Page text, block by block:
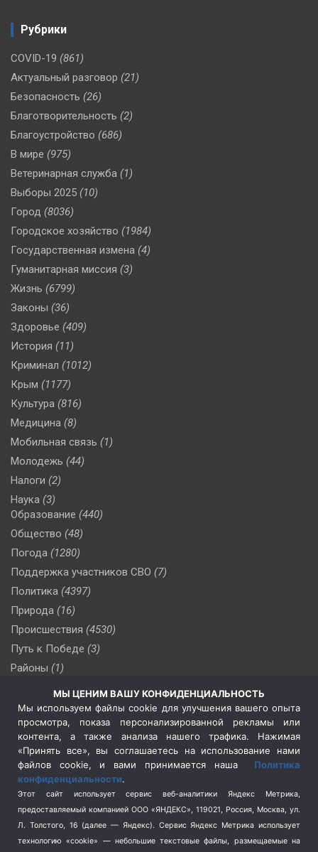
Рубрики
COVID-19 (861)
Актуальный разговор (21)
Безопасность (26)
Благотворительность (2)
Благоустройство (686)
В мире (975)
Ветеринарная служба (1)
Выборы 2025 (10)
Город (8036)
Городское хозяйство (1984)
Государственная измена (4)
Гуманитарная миссия (3)
Жизнь (6799)
Законы (36)
Здоровье (409)
История (11)
Криминал (1012)
Крым (1177)
Культура (816)
Медицина (8)
Мобильная связь (1)
Молодежь (44)
Налоги (2)
Наука (3)
Образование (440)
Общество (48)
Погода (1280)
Поддержка участников СВО (7)
Политика (4397)
Природа (16)
Происшествия (4530)
Путь к Победе (3)
Районы (1)
(510)
Сельское хозяйство (3)
Социальная политика
(3)
Спецоперация в Украине
Спецоперация на Украине
(404)
Спорт (740)
Терроризм (1)
Транспорт (262)
МЫ ЦЕНИМ ВАШУ КОНФИДЕНЦИАЛЬНОСТЬ
Мы используем файлы cookie для улучшения вашего опыта
просмотра, показа персонализированной рекламы или
контента, а также анализа нашего трафика. Нажимая
«Принять все», вы соглашаетесь на использование нами
файлов cookie, и вами принимается наша Политика
конфиденциальности.
Этот сайт использует сервис веб-аналитики Яндекс Метрика,
предоставляемый компанией ООО «ЯНДЕКС», 119021, Россия, Москва, ул.
Л. Толстого, 16 (далее — Яндекс). Сервис Яндекс Метрика использует
технологию «cookie» — небольшие текстовые файлы, размещаемые на